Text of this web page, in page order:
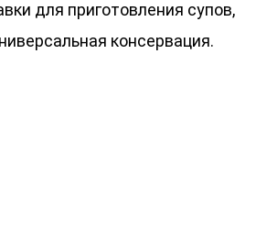
для приготовления супов,
консервация.